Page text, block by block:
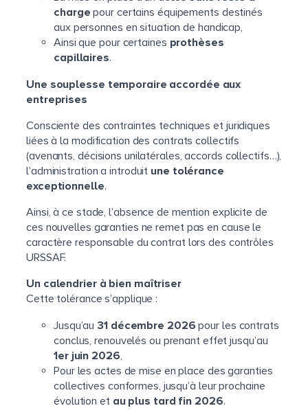
charge pour certains équipements destinés
aux personnes en situation de handicap,
Ainsi que pour certaines prothèses
capillaires.
Une souplesse temporaire accordée aux
entreprises
Consciente des contraintes techniques et juridiques
liées à la modification des contrats collectifs
(avenants, décisions unilatérales, accords collectifs…),
l’administration a introduit une tolérance
exceptionnelle.
Ainsi, à ce stade, l’absence de mention explicite de
ces nouvelles garanties ne remet pas en cause le
caractère responsable du contrat lors des contrôles
URSSAF.
Un calendrier à bien maîtriser
Cette tolérance s’applique :
Jusqu’au 31 décembre 2026pour les contrats
conclus, renouvelés ou prenant effet jusqu’au
1er juin 2026,
Pour les actes de mise en place des garanties
collectives conformes, jusqu’à leur prochaine
évolution et au plus tard fin 2026.